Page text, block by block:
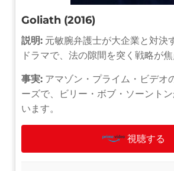
Goliath (2016)
説明: 元敏腕弁護士が大企業と対決
ドラマで、法の隙間を突く戦略が焦
事実: アマゾン・プライム・ビデオ
ーズで、ビリー・ボブ・ソーント
います。
視聴する